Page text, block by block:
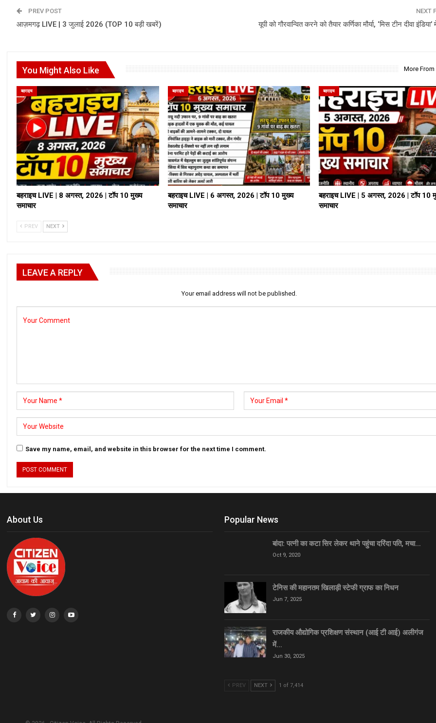
PREV POST
आज़मगढ़ LIVE | 3 जुलाई 2026 (TOP 10 बड़ी खबरें)
NEXT
यूपी को गौरवान्वित करने को तैयार कर्णिका मौर्या, ‘मिस टीन दीवा इंडिया’
You Might Also Like More
बहराइच
बहराइच LIVE | 8 अगस्त, 2026 | टॉप 10 मुख्य
समाचार
बहराइच
बहराइच LIVE | 6 अगस्त, 2026 | टॉप 10 मुख्य
समाचार
बहराइच
बहराइच LIVE | 5 अगस्त, 2026 | टॉप 10
समाचार
PREV NEXT
LEAVE A REPLY
Your email address will not be published.
Save my name, email, and website in this browser for the next time I comment.
About Us Popular News
बांदा: पत्नी का कटा सिर लेकर थाने पहुंचा दरिंदा पति, मचा…
Oct 9, 2020
टेनिस की महानतम खिलाड़ी स्टेफी ग्राफ का निधन
Jun 7, 2025
राजकीय औद्योगिक प्रशिक्षण संस्थान (आई टी आई) अलीगंज
में…
Jun 30, 2025
PREV NEXT 1 of 7,414